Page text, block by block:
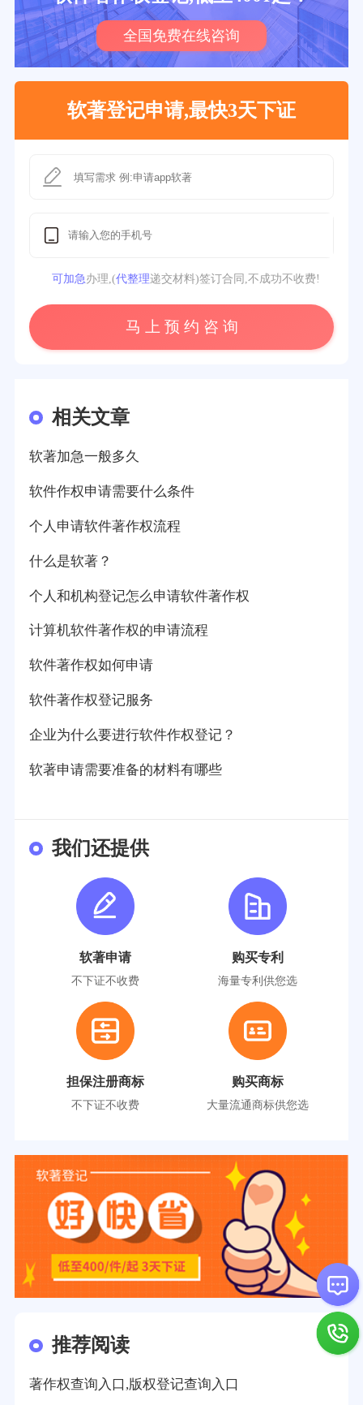
全国免费在线咨询
软著登记申请,最快3天下证
可加急办理,(代整理递交材料)签订合同,不成功不收费!
马 上 预 约 咨 询
相关文章
软著加急一般多久
软件作权申请需要什么条件
个人申请软件著作权流程
什么是软著？
个人和机构登记怎么申请软件著作权
计算机软件著作权的申请流程
软件著作权如何申请
软件著作权登记服务
企业为什么要进行软件作权登记？
软著申请需要准备的材料有哪些
我们还提供
软著申请
不下证不收费
购买专利
海量专利供您选
担保注册商标
不下证不收费
购买商标
大量流通商标供您选
推荐阅读
著作权查询入口,版权登记查询入口